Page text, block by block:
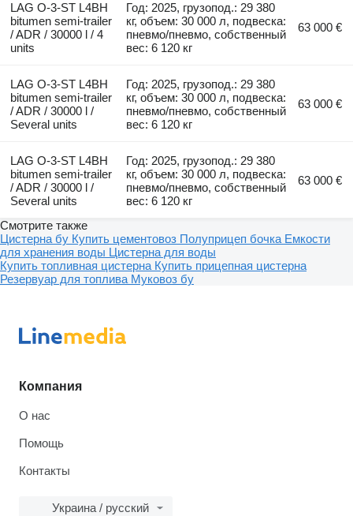
LAG O-3-ST L4BH
bitumen semi-trailer
/ ADR / 30000 l / 4
units
Год: 2025, грузопод.: 29 380
кг, объем: 30 000 л, подвеска:
пневмо/пневмо, собственный
вес: 6 120 кг
63 000 €
LAG O-3-ST L4BH
bitumen semi-trailer
/ ADR / 30000 l /
Several units
Год: 2025, грузопод.: 29 380
кг, объем: 30 000 л, подвеска:
пневмо/пневмо, собственный
вес: 6 120 кг
63 000 €
LAG O-3-ST L4BH
bitumen semi-trailer
/ ADR / 30000 l /
Several units
Год: 2025, грузопод.: 29 380
кг, объем: 30 000 л, подвеска:
пневмо/пневмо, собственный
вес: 6 120 кг
63 000 €
Смотрите также
Цистерна бу Купить цементовоз Полуприцеп бочка Емкости
для хранения воды Цистерна для воды
Купить топливная цистерна Купить прицепная цистерна
Резервуар для топлива Муковоз бу
Компания
О нас
Помощь
Контакты
Украина / русский